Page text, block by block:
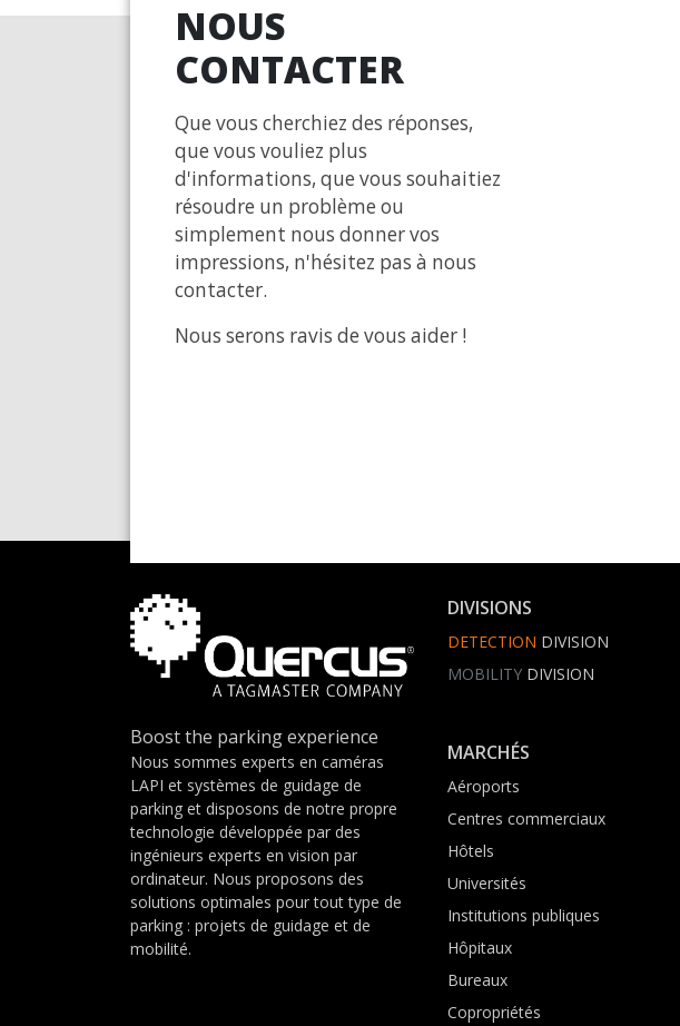
NOUS
CONTACTER
Que vous cherchiez des réponses,
que vous vouliez plus
d'informations, que vous souhaitiez
résoudre un problème ou
simplement nous donner vos
impressions, n'hésitez pas à nous
contacter.
Nous serons ravis de vous aider !
Boost the parking experience
Nous sommes experts en caméras
LAPI et systèmes de guidage de
parking et disposons de notre propre
technologie développée par des
ingénieurs experts en vision par
ordinateur. Nous proposons des
solutions optimales pour tout type de
parking : projets de guidage et de
mobilité.
DIVISIONS
DETECTION DIVISION
MOBILITY DIVISION
MARCHÉS
Aéroports
Centres commerciaux
Hôtels
Universités
Institutions publiques
Hôpitaux
Bureaux
Copropriétés